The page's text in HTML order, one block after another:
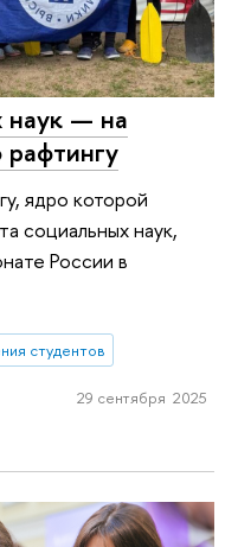
наук — на
ядро которой
социальных наук,
России в
студентов
29 сентября 2025